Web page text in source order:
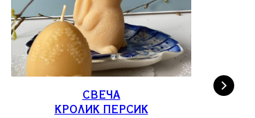
СВЕЧА
КРОЛИК ПЕРСИК